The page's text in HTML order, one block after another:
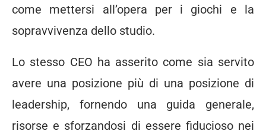
come mettersi all’opera per i giochi e la
sopravvivenza dello studio.
Lo stesso CEO ha asserito come sia servito
avere una posizione più di una posizione di
leadership, fornendo una guida generale,
risorse e sforzandosi di essere fiducioso nei